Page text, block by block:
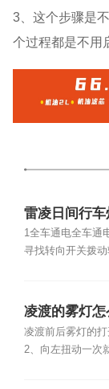
3、这个步骤是
个过程都是不用
雷凌日间行
1全车通电全车通
寻找转向开关拨
凌渡的雾灯怎
凌渡前后雾灯的打
2、向左扭动一次